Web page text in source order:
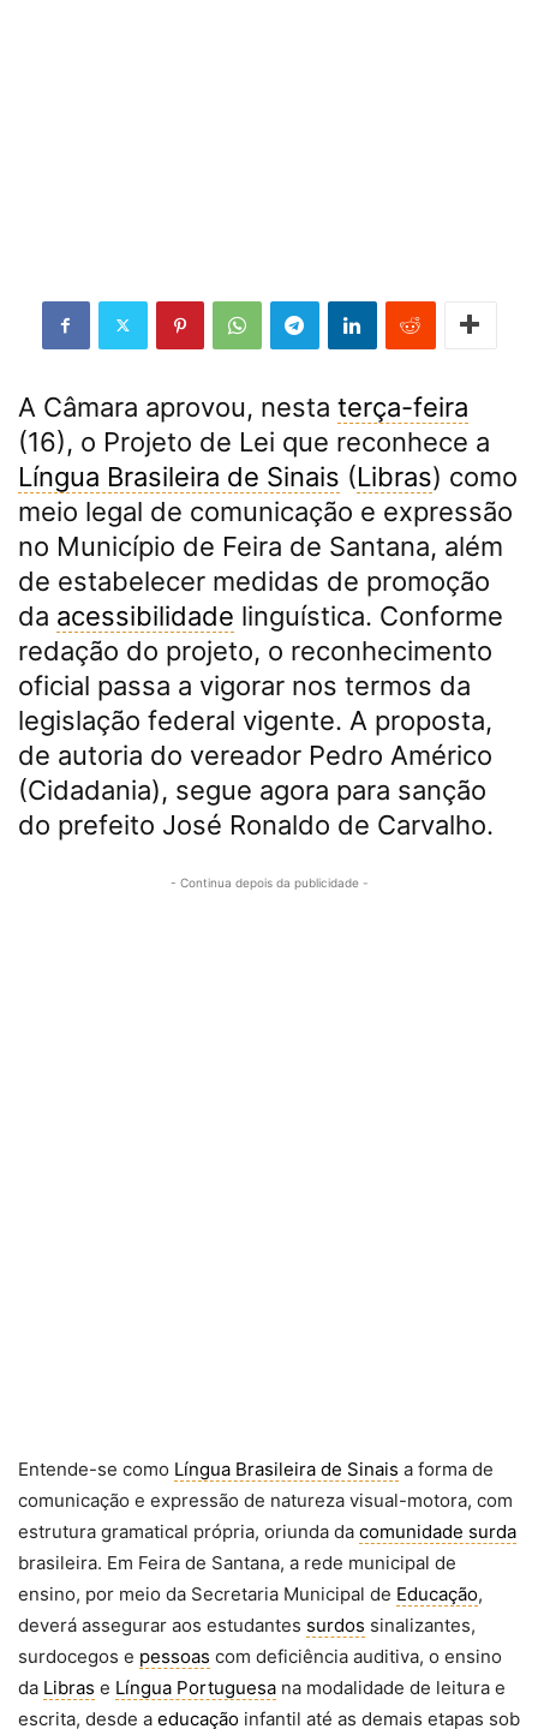
A Câmara aprovou, nesta terça-feira
(16), o Projeto de Lei que reconhece a
Língua Brasileira de Sinais (Libras) como
meio legal de comunicação e expressão
no Município de Feira de Santana, além
de estabelecer medidas de promoção
da acessibilidade linguística. Conforme
redação do projeto, o reconhecimento
oficial passa a vigorar nos termos da
legislação federal vigente. A proposta,
de autoria do vereador Pedro Américo
(Cidadania), segue agora para sanção
do prefeito José Ronaldo de Carvalho.
- Continua depois da publicidade -
Entende-se como Língua Brasileira de Sinais a forma de
comunicação e expressão de natureza visual-motora, com
estrutura gramatical própria, oriunda da comunidade surda
brasileira. Em Feira de Santana, a rede municipal de
ensino, por meio da Secretaria Municipal de Educação,
deverá assegurar aos estudantes surdos sinalizantes,
surdocegos e pessoas com deficiência auditiva, o ensino
da Libras e Língua Portuguesa na modalidade de leitura e
escrita, desde a educação infantil até as demais etapas sob